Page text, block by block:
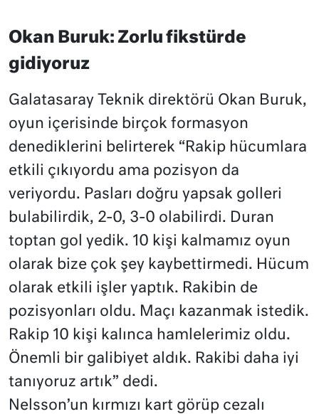
Okan Buruk: Zorlu fikstürde
gidiyoruz
Galatasaray Teknik direktörü Okan Buruk,
oyun içerisinde birçok formasyon
denediklerini belirterek “Rakip hücumlara
etkili çıkıyordu ama pozisyon da
veriyordu. Pasları doğru yapsak golleri
bulabilirdik, 2-0, 3-0 olabilirdi. Duran
toptan gol yedik. 10 kişi kalmamız oyun
olarak bize çok şey kaybettirmedi. Hücum
olarak etkili işler yaptık. Rakibin de
pozisyonları oldu. Maçı kazanmak istedik.
Rakip 10 kişi kalınca hamlelerimiz oldu.
Önemli bir galibiyet aldık. Rakibi daha iyi
tanıyoruz artık” dedi.
Nelsson’un kırmızı kart görüp cezalı